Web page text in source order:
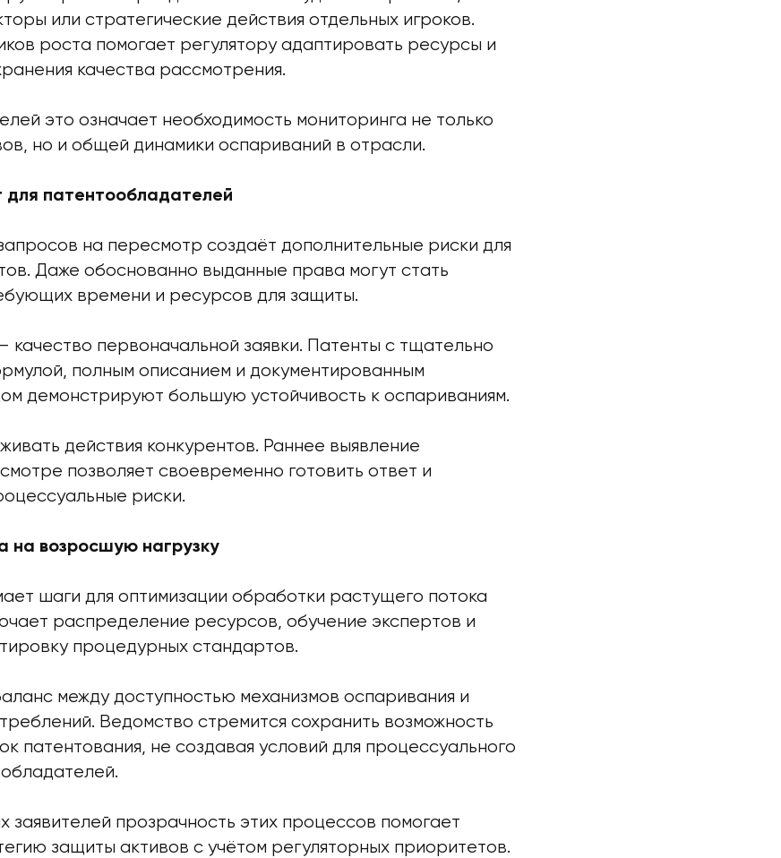
или стратегические действия отдельных игроков.
роста помогает регулятору адаптировать ресурсы и
качества рассмотрения.
это означает необходимость мониторинга не только
но и общей динамики оспариваний в отрасли.
для патентообладателей
на пересмотр создаёт дополнительные риски для
Даже обоснованно выданные права могут стать
времени и ресурсов для защиты.
качество первоначальной заявки. Патенты с тщательно
полным описанием и документированным
демонстрируют большую устойчивость к оспариваниям.
действия конкурентов. Раннее выявление
позволяет своевременно готовить ответ и
риски.
на возросшую нагрузку
шаги для оптимизации обработки растущего потока
распределение ресурсов, обучение экспертов и
процедурных стандартов.
между доступностью механизмов оспаривания и
Ведомство стремится сохранить возможность
патентования, не создавая условий для процессуального
заявителей прозрачность этих процессов помогает
защиты активов с учётом регуляторных приоритетов.